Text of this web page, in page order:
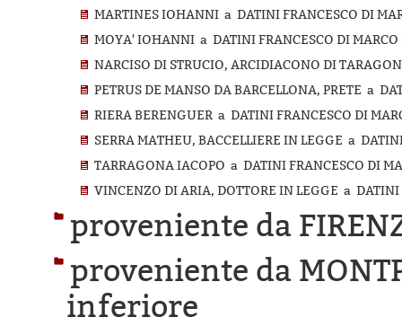
MARTINES IOHANNI a DATINI FRANCESCO DI
MOYA' IOHANNI a DATINI FRANCESCO DI
NARCISO DI STRUCIO, ARCIDIACONO DI
PETRUS DE MANSO DA BARCELLONA, PRETE a
RIERA BERENGUER a DATINI FRANCESCO DI
SERRA MATHEU, BACCELLIERE IN LEGGE a
TARRAGONA IACOPO a DATINI FRANCESCO DI
VINCENZO DI ARIA, DOTTORE IN LEGGE a
proveniente da
proveniente da
inferiore